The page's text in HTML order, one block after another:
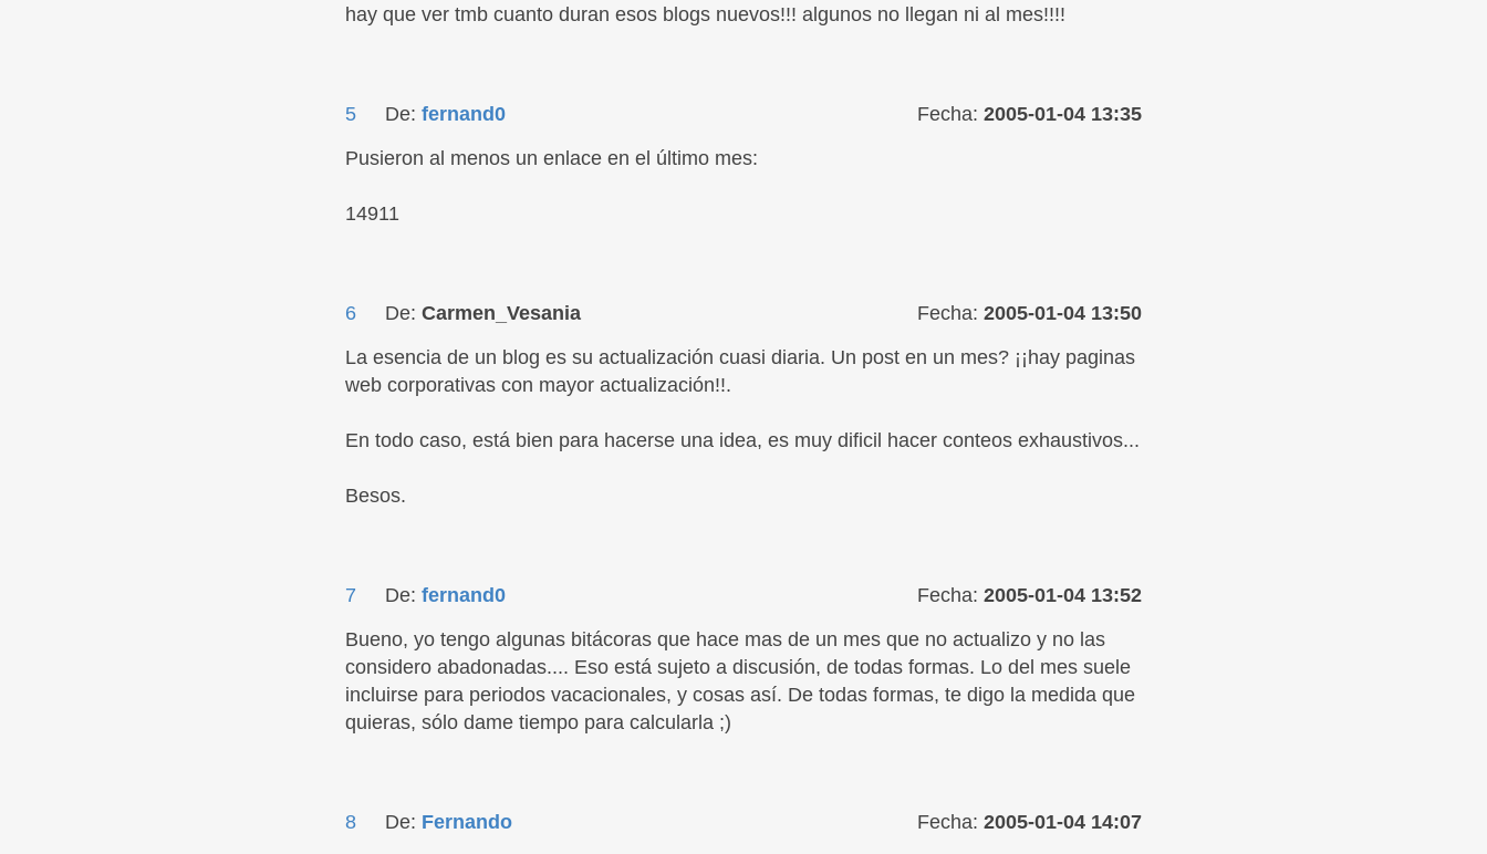
hay que ver tmb cuanto duran esos blogs nuevos!!! algunos no llegan ni al mes!!!!
5 De: fernand0 Fecha: 2005-01-04 13:35
Pusieron al menos un enlace en el último mes:
14911
6 De: Carmen_Vesania Fecha: 2005-01-04 13:50
La esencia de un blog es su actualización cuasi diaria. Un post en un mes? ¡¡hay paginas
web corporativas con mayor actualización!!.
En todo caso, está bien para hacerse una idea, es muy dificil hacer conteos exhaustivos...
Besos.
7 De: fernand0 Fecha: 2005-01-04 13:52
Bueno, yo tengo algunas bitácoras que hace mas de un mes que no actualizo y no las
considero abadonadas.... Eso está sujeto a discusión, de todas formas. Lo del mes suele
incluirse para periodos vacacionales, y cosas así. De todas formas, te digo la medida que
quieras, sólo dame tiempo para calcularla ;)
8 De: Fernando Fecha: 2005-01-04 14:07